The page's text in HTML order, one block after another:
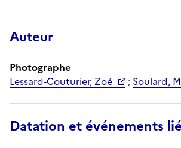
Auteur
Photographe
Lessard-Couturier, Zoé
; Soulard,
Datation et événements